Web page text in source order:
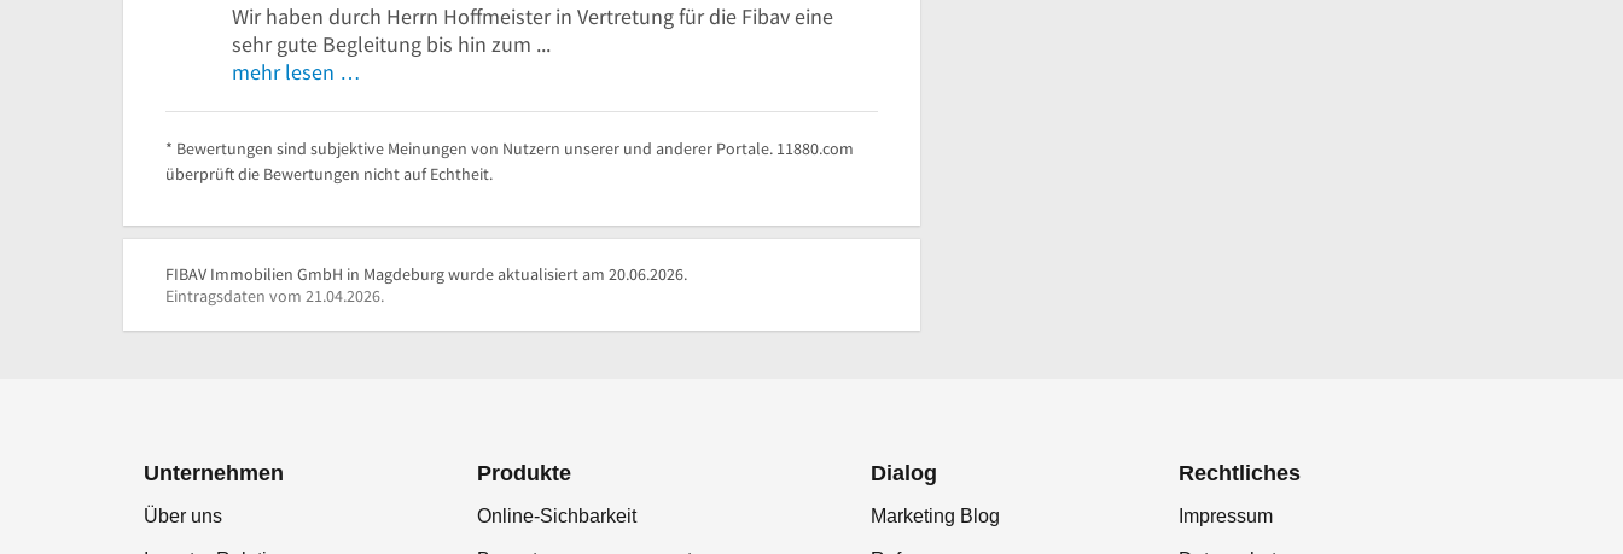
Wir haben durch Herrn Hoffmeister in Vertretung für die Fibav eine
sehr gute Begleitung bis hin zum ...
mehr lesen …
* Bewertungen sind subjektive Meinungen von Nutzern unserer und anderer Portale. 11880.com
überprüft die Bewertungen nicht auf Echtheit.
FIBAV Immobilien GmbH in Magdeburg wurde aktualisiert am 20.06.2026.
Eintragsdaten vom 21.04.2026.
Unternehmen
Über uns
Produkte
Online-Sichbarkeit
Dialog
Marketing Blog
Rechtliches
Impressum